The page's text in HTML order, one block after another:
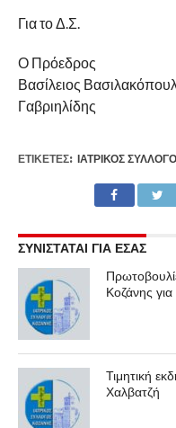
Για το Δ.Σ.
Ο Πρόεδρος
Βασίλειος
Γαβριηλίδης
ΕΤΙΚΕΤΕΣ: ΙΑΤΡΙΚΌΣ
ΣΥΝΙΣΤΑΤΑΙ ΓΙΑ ΕΣΑΣ
Κοζάνης
Τιμητική
Χαλβατζή